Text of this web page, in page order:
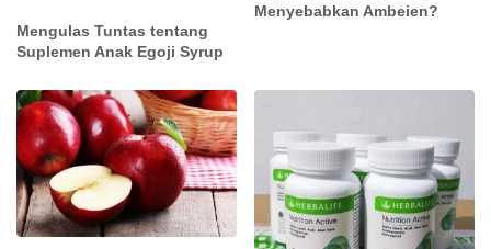
Mengulas Tuntas tentang
Suplemen Anak Egoji Syrup
Menyebabkan Ambeien?